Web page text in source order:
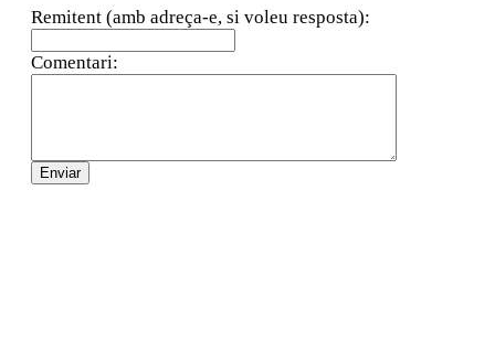
Remitent (amb adreça-e, si voleu resposta):
Comentari: